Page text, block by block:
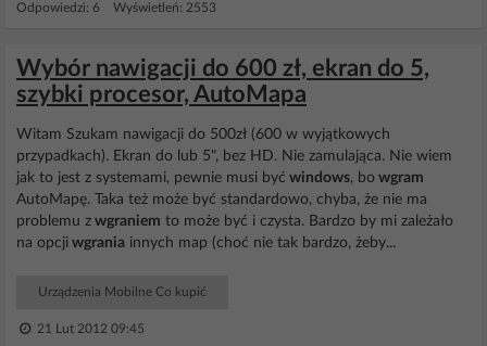
Odpowiedzi: 6 Wyświetleń: 2553
Wybór nawigacji do 600 zł, ekran do 5,
szybki procesor, AutoMapa
Witam Szukam nawigacji do 500zł (600 w wyjątkowych
przypadkach). Ekran do lub 5", bez HD. Nie zamulająca. Nie wiem
jak to jest z systemami, pewnie musi być windows, bo wgram
AutoMapę. Taka też może być standardowo, chyba, że nie ma
problemu z wgraniem to może być i czysta. Bardzo by mi zależało
na opcji wgrania innych map (choć nie tak bardzo, żeby...
Urządzenia Mobilne Co kupić
21 Lut 2012 09:45